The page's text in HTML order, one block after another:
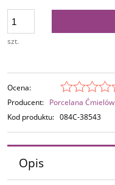
szt.
Ocena:
Producent: Porcelana Ćmielów
Kod produktu: 084C-38543
Opis